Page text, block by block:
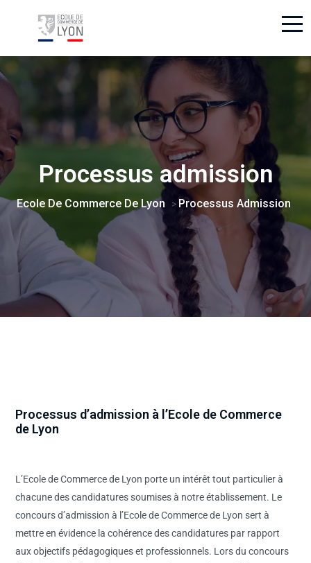
Processus admission
Ecole De Commerce De Lyon >Processus Admission
Processus d’admission à l’Ecole de Commerce
de Lyon
L’Ecole de Commerce de Lyon porte un intérêt tout particulier à
chacune des candidatures soumises à notre établissement. Le
concours d’admission à l’Ecole de Commerce de Lyon sert à
mettre en évidence la cohérence des candidatures par rapport
aux objectifs pédagogiques et professionnels. Lors du concours